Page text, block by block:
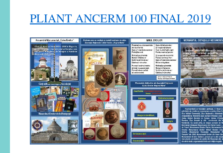
PLIANT ANCERM 100 FINAL 2019